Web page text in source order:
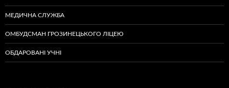
МЕДИЧНА СЛУЖБА
ОМБУДСМАН ГРОЗИНЕЦЬКОГО ЛІЦЕЮ
ОБДАРОВАНІ УЧНІ